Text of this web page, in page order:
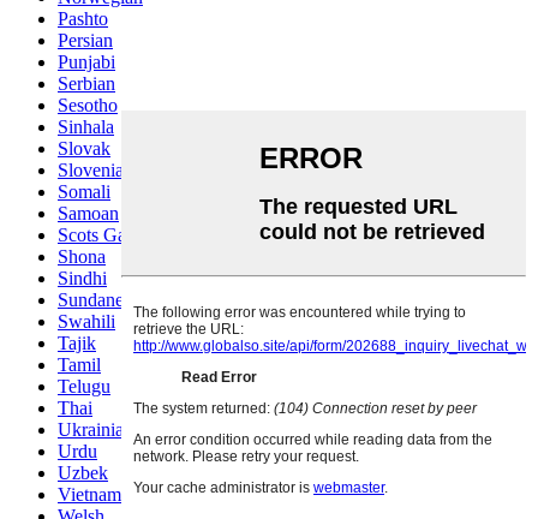
Pashto
Persian
Punjabi
Serbian
Sesotho
Sinhala
Slovak
Slovenian
Somali
Samoan
Scots Gaelic
Shona
Sindhi
Sundanese
Swahili
Tajik
Tamil
Telugu
Thai
Ukrainian
Urdu
Uzbek
Vietnamese